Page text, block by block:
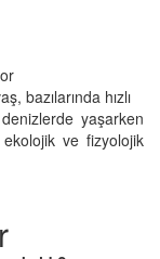
bazılarında hızlı
yaşarken
ve fizyolojik